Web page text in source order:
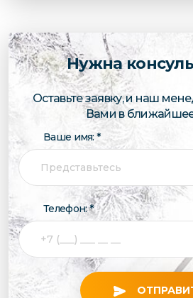
Нужна
Оставьте заявку, и наш
Вами в
Ваше имя: *
Телефон: *